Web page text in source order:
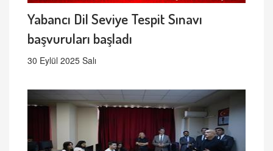
Yabancı Dil Seviye Tespit Sınavı
başvuruları başladı
30 Eylül 2025 Salı